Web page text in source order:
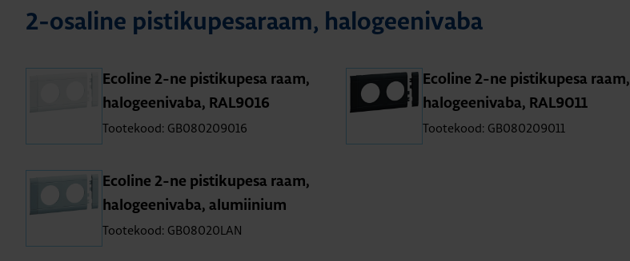
2-osa­line pis­ti­ku­pe­sa­raam, halo­gee­ni­vaba
Eco­line 2-ne pis­ti­ku­pesa raam,
halo­gee­ni­vaba, RAL9016
Tootekood: GB080209016
Eco­line 2-ne pis­ti­ku­pesa raam,
halo­gee­ni­vaba, RAL9011
Tootekood: GB080209011
Eco­line 2-ne pis­ti­ku­pesa raam,
halo­gee­ni­vaba, alu­mii­nium
Tootekood: GB08020LAN